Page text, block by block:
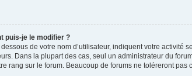
puis-je le modifier ?
de votre nom d’utilisateur, indiquent votre
Dans la plupart des cas, seul un administrateur du
rang sur le forum. Beaucoup de forums ne toléreront